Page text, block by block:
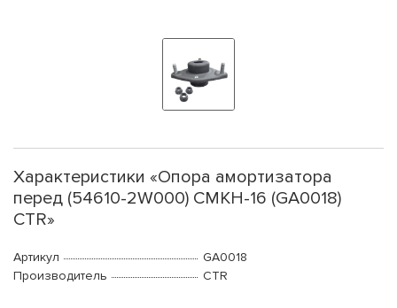
Характеристики «Опора амортизатора
перед (54610-2W000) CMKH-16 (GA0018)
CTR»
Артикул
GA0018
Производитель
CTR